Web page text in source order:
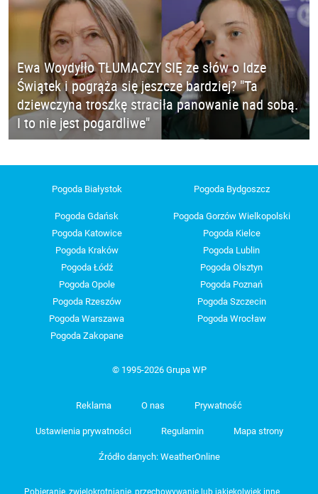
Ewa Woydyłło TŁUMACZY SIĘ ze słów o Idze
Świątek i pogrąża się jeszcze bardziej? "Ta
dziewczyna troszkę straciła panowanie nad sobą.
I to nie jest pogardliwe"
Pogoda Białystok Pogoda Bydgoszcz
Pogoda Gdańsk
Pogoda Gorzów Wielkopolski
Pogoda Katowice
Pogoda Kielce
Pogoda Kraków
Pogoda Lublin
Pogoda Łódź
Pogoda Olsztyn
Pogoda Opole
Pogoda Poznań
Pogoda Rzeszów
Pogoda Szczecin
Pogoda Warszawa
Pogoda Wrocław
Pogoda Zakopane
© 1995-2026 Grupa WP
Reklama O nas Prywatność
Ustawienia prywatności Regulamin Mapa strony
Źródło danych: WeatherOnline
Pobieranie, zwielokrotnianie, przechowywanie lub jakiekolwiek inne